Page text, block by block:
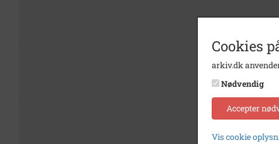
Cookies
arkiv.dk
Nødvendig
Accepter
Vis cookie